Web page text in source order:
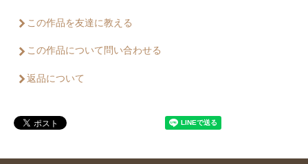
この作品を友達に教える
この作品について問い合わせる
返品について